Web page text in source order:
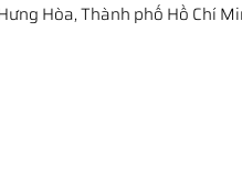
Hòa, Thành phố Hồ Chí